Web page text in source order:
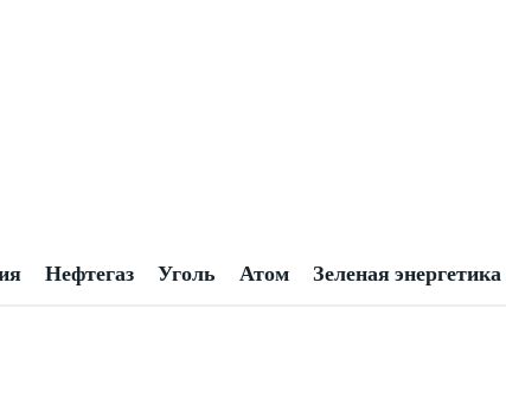
Нефтегаз Уголь Атом Зеленая энергетика